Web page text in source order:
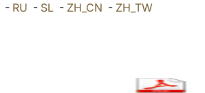
中文
- RU - SL - ZH_CN - ZH_TW